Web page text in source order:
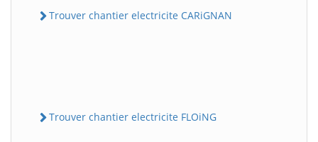
Trouver chantier electricite CARiGNAN
Trouver chantier electricite FLOiNG